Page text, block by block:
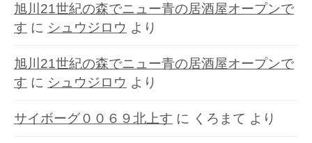
旭川21世紀の森でニュー青の居酒屋オープンで
す に シュウジロウ より
旭川21世紀の森でニュー青の居酒屋オープンで
す に シュウジロウ より
サイボーグ００６９北上す に くろまて より